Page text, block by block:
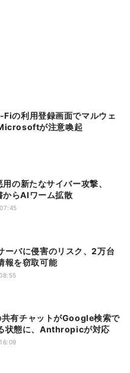
の利用登録画面でマルウェ
が注意喚起
の新たなサイバー攻撃、
らAIワーム拡散
ーバに侵害のリスク、2万台
報を窃取可能
有チャットがGoogle検索で
状態に、Anthropicが対応